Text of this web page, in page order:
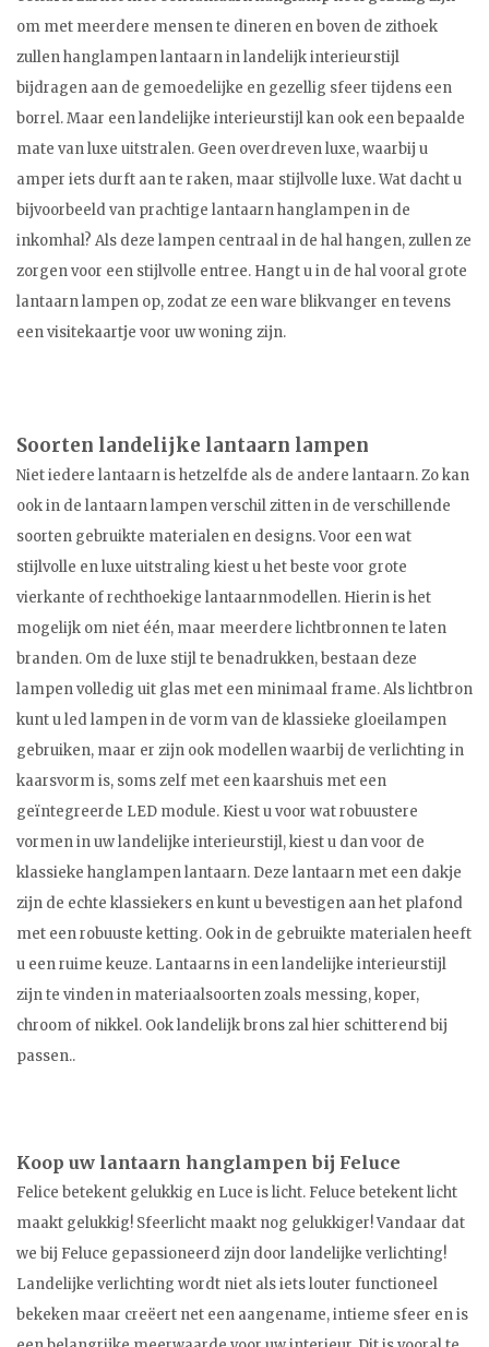
om met meerdere mensen te dineren en boven de zithoek
zullen hanglampen lantaarn in landelijk interieurstijl
bijdragen aan de gemoedelijke en gezellig sfeer tijdens een
borrel. Maar een landelijke interieurstijl kan ook een bepaalde
mate van luxe uitstralen. Geen overdreven luxe, waarbij u
amper iets durft aan te raken, maar stijlvolle luxe. Wat dacht u
bijvoorbeeld van prachtige lantaarn hanglampen in de
inkomhal? Als deze lampen centraal in de hal hangen, zullen ze
zorgen voor een stijlvolle entree. Hangt u in de hal vooral grote
lantaarn lampen op, zodat ze een ware blikvanger en tevens
een visitekaartje voor uw woning zijn.
Soorten landelijke lantaarn lampen
Niet iedere lantaarn is hetzelfde als de andere lantaarn. Zo kan
ook in de lantaarn lampen verschil zitten in de verschillende
soorten gebruikte materialen en designs. Voor een wat
stijlvolle en luxe uitstraling kiest u het beste voor grote
vierkante of rechthoekige lantaarnmodellen. Hierin is het
mogelijk om niet één, maar meerdere lichtbronnen te laten
branden. Om de luxe stijl te benadrukken, bestaan deze
lampen volledig uit glas met een minimaal frame. Als lichtbron
kunt u led lampen in de vorm van de klassieke gloeilampen
gebruiken, maar er zijn ook modellen waarbij de verlichting in
kaarsvorm is, soms zelf met een kaarshuis met een
geïntegreerde LED module. Kiest u voor wat robuustere
vormen in uw landelijke interieurstijl, kiest u dan voor de
klassieke hanglampen lantaarn. Deze lantaarn met een dakje
zijn de echte klassiekers en kunt u bevestigen aan het plafond
met een robuuste ketting. Ook in de gebruikte materialen heeft
u een ruime keuze. Lantaarns in een landelijke interieurstijl
zijn te vinden in materiaalsoorten zoals messing, koper,
chroom of nikkel. Ook landelijk brons zal hier schitterend bij
passen..
Koop uw lantaarn hanglampen bij Feluce
Felice betekent gelukkig en Luce is licht. Feluce betekent licht
maakt gelukkig! Sfeerlicht maakt nog gelukkiger! Vandaar dat
we bij Feluce gepassioneerd zijn door landelijke verlichting!
Landelijke verlichting wordt niet als iets louter functioneel
bekeken maar creëert net een aangename, intieme sfeer en is